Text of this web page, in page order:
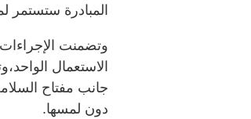
المبادرة ستستمر لمدة 4 أيام
وتضمنت
الاستعمال
جانب مفتاح
دون لمسها.